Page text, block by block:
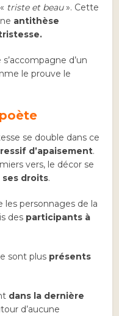
triste et beau». Cette
antithèse
d’un
le prouve le
se double dans ce
d’apaisement.
vers, le décor se
droits.
les personnages de la
des participants à
sont plus présents
dans la dernière
d’aucune